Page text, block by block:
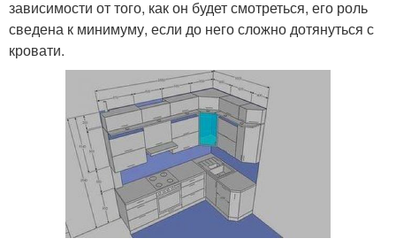
зависимости от того, как он будет смотреться, его роль
сведена к минимуму, если до него сложно дотянуться с
кровати.